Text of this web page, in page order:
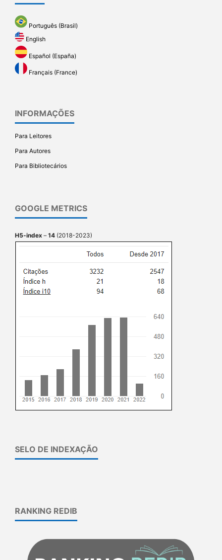
Português (Brasil)
English
Español (España)
Français (France)
INFORMAÇÕES
Para Leitores
Para Autores
Para Bibliotecários
GOOGLE METRICS
H5-index – 14 (2018-2023)
SELO DE INDEXAÇÃO
RANKING REDIB